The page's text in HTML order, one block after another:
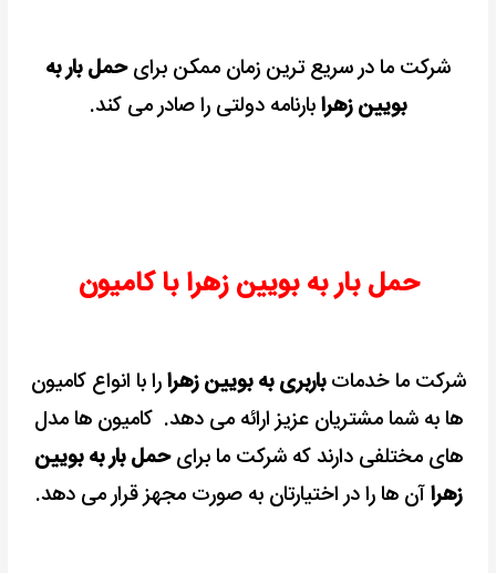
شرکت ما در سریع ترین زمان ممکن برایحمل بار به
بویین زهرابارنامه دولتی را صادر می کند.
حمل بار به بویین زهرا با کامیون
شرکت ما خدماتباربری به بویین زهرارا با انواع کامیون
ها به شما مشتریان عزیز ارائه می دهد.کامیون ها مدل
های مختلفی دارند که شرکت ما برایحمل بار به بویین
زهراآن ها را در اختیارتان به صورت مجهز قرار می دهد.